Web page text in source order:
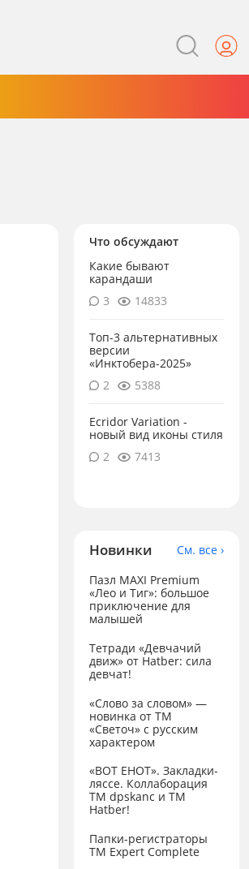
Что обсуждают
Какие бывают
карандаши
3
14833
Топ-3 альтернативных
версии
«Инктобера-2025»
2
5388
Ecridor Variation -
новый вид иконы стиля
2
7413
Новинки
См. все ›
Пазл MAXI Premium
«Лео и Тиг»: большое
приключение для
малышей
Тетради «Девчачий
движ» от Hatber: сила
девчат!
«Слово за словом» —
новинка от ТМ
«Светоч» с русским
характером
«ВОТ ЕНОТ». Закладки-
ляссе. Коллаборация
TM dpskanc и ТМ
Hatber!
Папки-регистраторы
ТМ Expert Complete